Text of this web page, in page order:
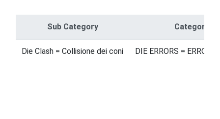
Sub Category Category
Die Clash = Collisione dei coni DIE ERRORS = ERRORI